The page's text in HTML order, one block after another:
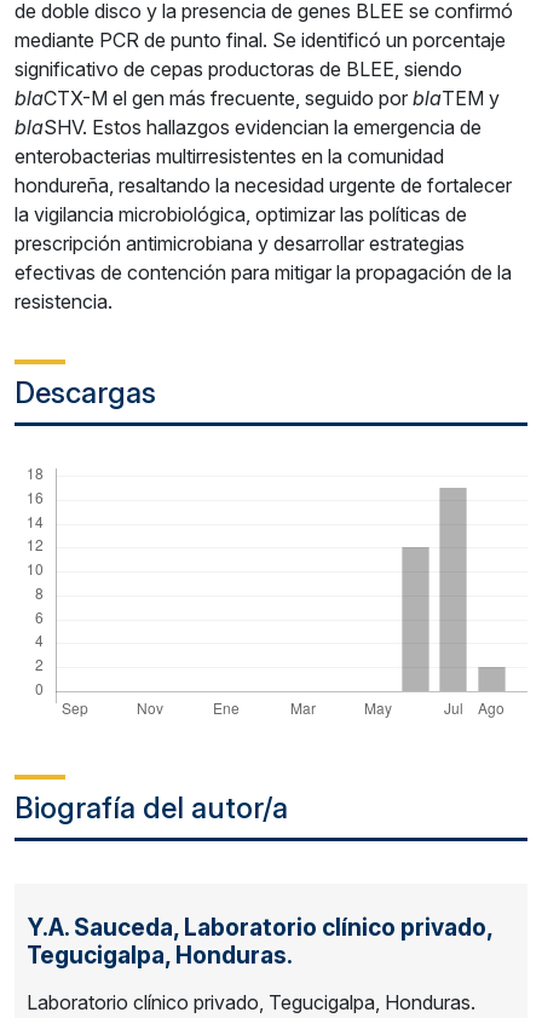
de doble disco y la presencia de genes BLEE se confirmó
mediante PCR de punto final. Se identificó un porcentaje
significativo de cepas productoras de BLEE, siendo
blaCTX-M el gen más frecuente, seguido por blaTEM y
blaSHV. Estos hallazgos evidencian la emergencia de
enterobacterias multirresistentes en la comunidad
hondureña, resaltando la necesidad urgente de fortalecer
la vigilancia microbiológica, optimizar las políticas de
prescripción antimicrobiana y desarrollar estrategias
efectivas de contención para mitigar la propagación de la
resistencia.
Descargas
Biografía del autor/a
Y.A. Sauceda, Laboratorio clínico privado,
Tegucigalpa, Honduras.
Laboratorio clínico privado, Tegucigalpa, Honduras.